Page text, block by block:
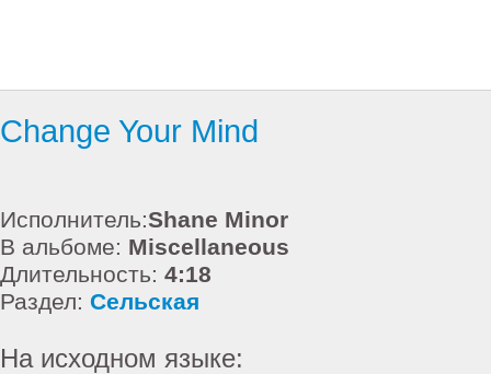
Change Your Mind
Исполнитель:Shane Minor
В альбоме: Miscellaneous
Длительность: 4:18
Раздел: Сельская
На исходном языке: